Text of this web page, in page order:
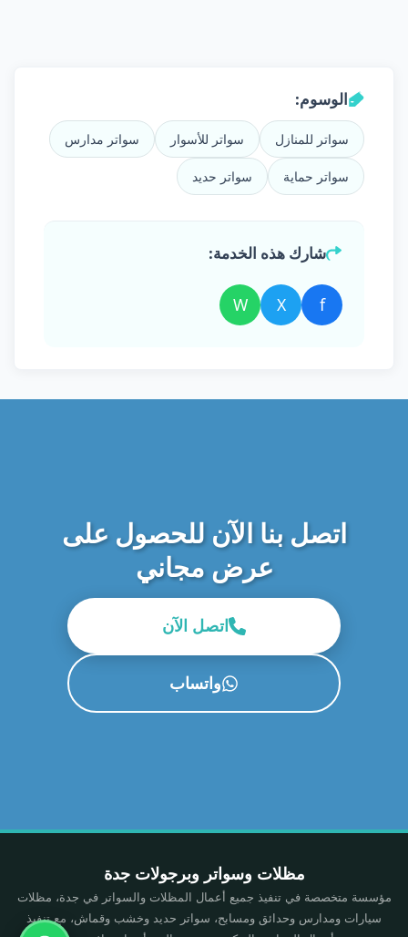
الوسوم:
سواتر للمنازل سواتر للأسوار سواتر مدارس
سواتر حماية سواتر حديد
شارك هذه الخدمة:
f
X
W
اتصل بنا الآن للحصول على
عرض مجاني
اتصل الآن
واتساب
مظلات وسواتر وبرجولات جدة
مؤسسة متخصصة في تنفيذ جميع أعمال المظلات والسواتر في جدة، مظلات
سيارات ومدارس وحدائق ومسابح، سواتر حديد وخشب وقماش، مع تنفيذ